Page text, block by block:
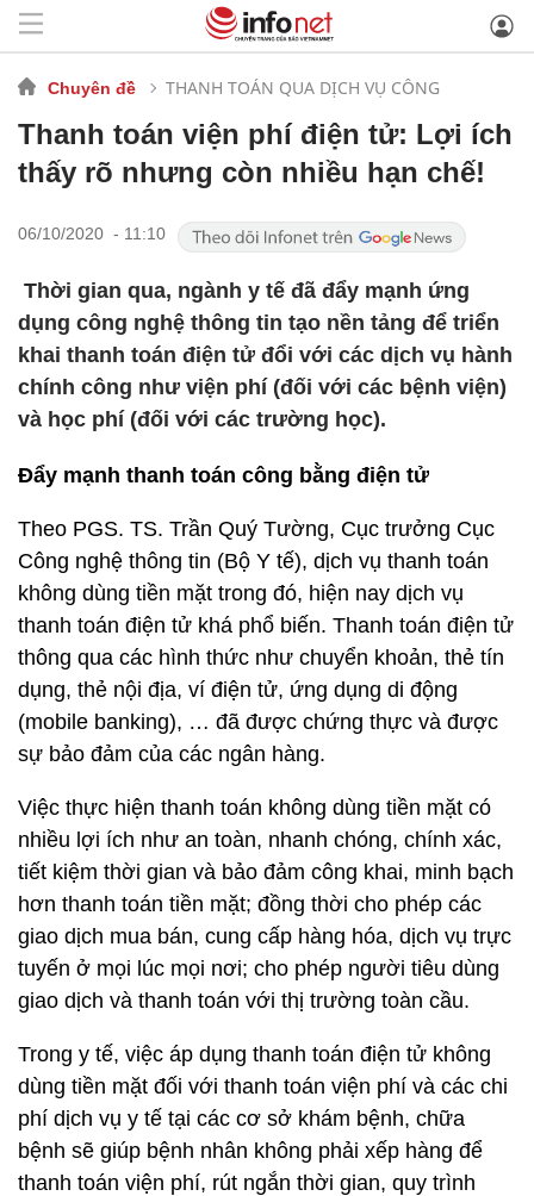
Chuyên đề THANH TOÁN QUA DỊCH VỤ CÔNG
Thanh toán viện phí điện tử: Lợi ích
thấy rõ nhưng còn nhiều hạn chế!
06/10/2020 - 11:10
Thời gian qua, ngành y tế đã đẩy mạnh ứng
dụng công nghệ thông tin tạo nền tảng để triển
khai thanh toán điện tử đổi với các dịch vụ hành
chính công như viện phí (đối với các bệnh viện)
và học phí (đối với các trường học).
Đẩy mạnh thanh toán công bằng điện tử
Theo PGS. TS. Trần Quý Tường, Cục trưởng Cục
Công nghệ thông tin (Bộ Y tế), dịch vụ thanh toán
không dùng tiền mặt trong đó, hiện nay dịch vụ
thanh toán điện tử khá phổ biến. Thanh toán điện tử
thông qua các hình thức như chuyển khoản, thẻ tín
dụng, thẻ nội địa, ví điện tử, ứng dụng di động
(mobile banking), … đã được chứng thực và được
sự bảo đảm của các ngân hàng.
Việc thực hiện thanh toán không dùng tiền mặt có
nhiều lợi ích như an toàn, nhanh chóng, chính xác,
tiết kiệm thời gian và bảo đảm công khai, minh bạch
hơn thanh toán tiền mặt; đồng thời cho phép các
giao dịch mua bán, cung cấp hàng hóa, dịch vụ trực
tuyến ở mọi lúc mọi nơi; cho phép người tiêu dùng
giao dịch và thanh toán với thị trường toàn cầu.
Trong y tế, việc áp dụng thanh toán điện tử không
dùng tiền mặt đối với thanh toán viện phí và các chi
phí dịch vụ y tế tại các cơ sở khám bệnh, chữa
bệnh sẽ giúp bệnh nhân không phải xếp hàng để
thanh toán viện phí, rút ngắn thời gian, quy trình